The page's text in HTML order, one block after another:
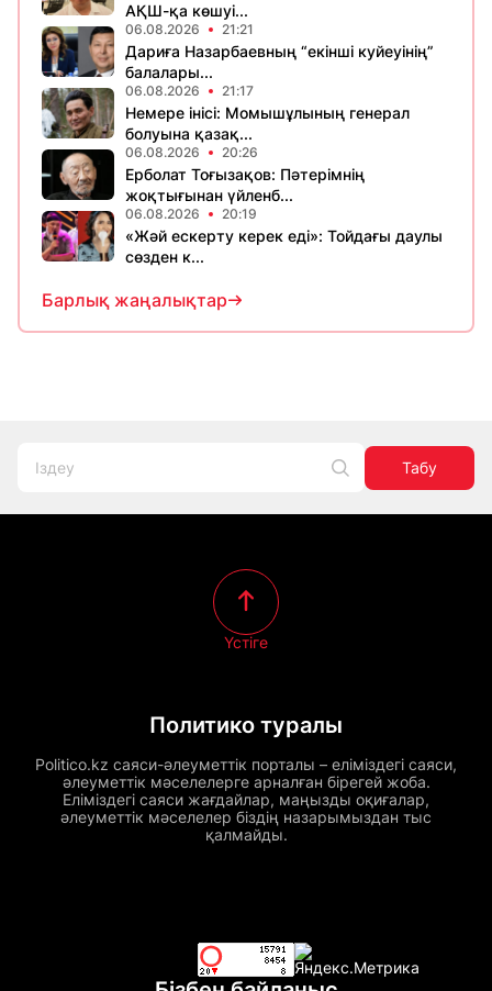
АҚШ-қа көшуі...
06.08.2026 21:21
Дариға Назарбаевның “екінші куйеуінің”
балалары...
06.08.2026 21:17
Немере інісі: Момышұлының генерал
болуына қазақ...
06.08.2026 20:26
Ерболат Тоғызақов: Пәтерімнің
жоқтығынан үйленб...
06.08.2026 20:19
«Жәй ескерту керек еді»: Тойдағы даулы
сөзден к...
Барлық жаңалықтар
Табу
Политико туралы
Politico.kz саяси-әлеуметтік порталы – еліміздегі саяси,
әлеуметтік мәселелерге арналған бірегей жоба.
Еліміздегі саяси жағдайлар, маңызды оқиғалар,
әлеуметтік мәселелер біздің назарымыздан тыс
қалмайды.
Үстіге